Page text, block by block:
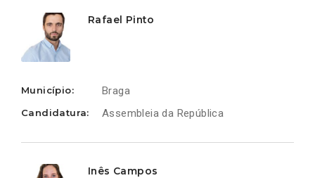
Rafael Pinto
Município: Braga
Candidatura: Assembleia da República
Inês Campos